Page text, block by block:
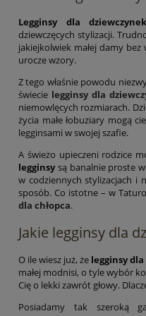
Legginsy dla dziewczynek
dziewczęcych stylizacji.
jakiejkolwiek małej damy
urocze wzory.
Z tego właśnie powodu
świecie legginsy dla
niemowlęcych rozmiarach.
życia małe łobuziary mogą
legginsami w swojej szafie.
A świeżo upieczeni rodzice
legginsysą banalnie proste w
w codziennych stylizacjach i
sposób. Co istotne – w
dla chłopca.
Jakie legginsy dla
O ile wiesz już, że legginsy
małej modnisi, o tyle wybór
Cię o lekki zawrót głowy.
Posiadamy tak szeroką